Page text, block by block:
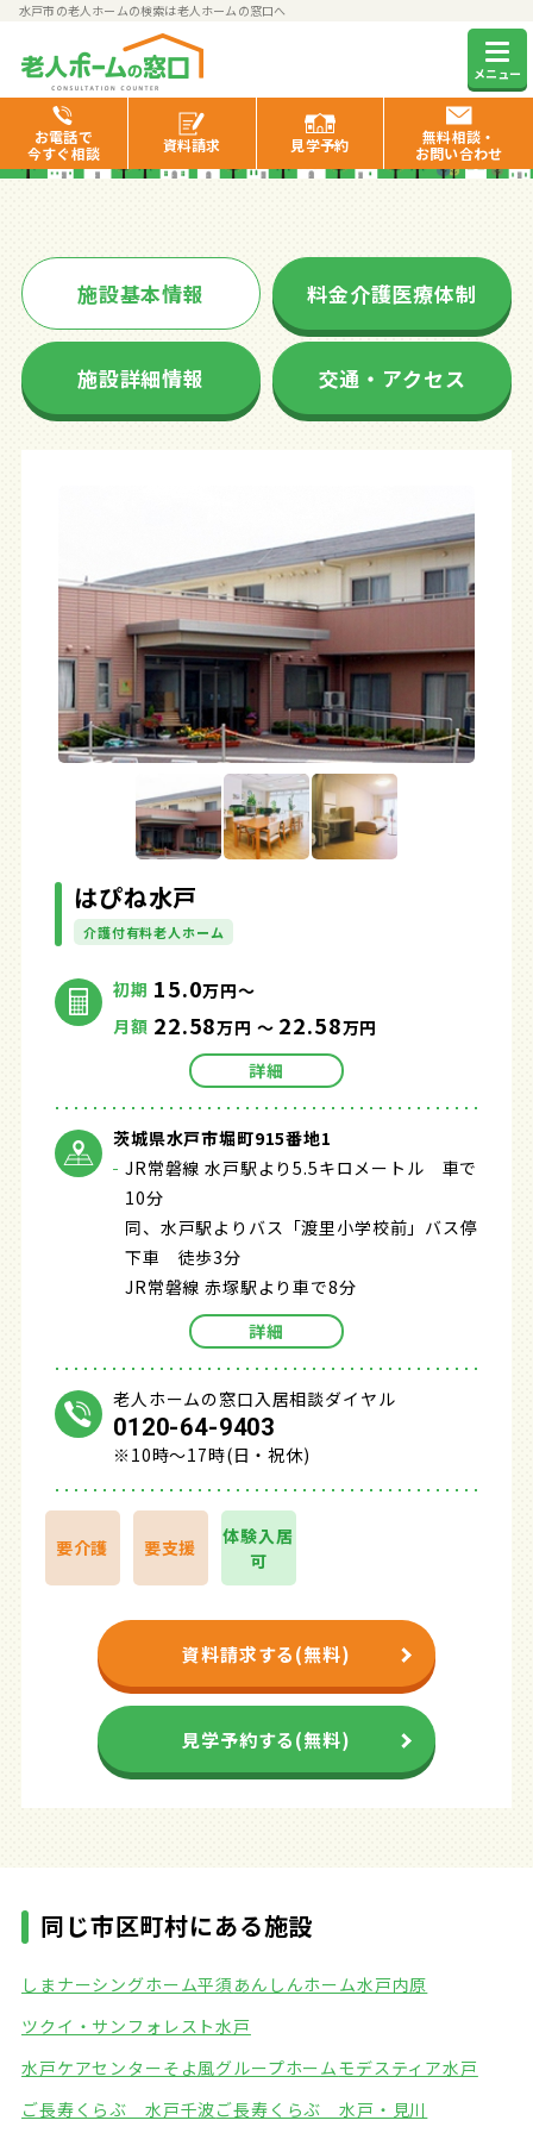
水戸市の老人ホームの検索は老人ホームの窓口へ
メニュー
お電話で
今すぐ相談
資料請求 見学予約
無料相談・
お問い合わせ
はぴね水戸
施設基本情報 料金介護医療体制
施設詳細情報 交通・アクセス
はぴね水戸
介護付有料老人ホーム
初期 15.0万円～
月額 22.58万円 ～ 22.58万円
詳細
茨城県水戸市堀町915番地1
JR常磐線 水戸駅より5.5キロメートル 車で
10分
同、水戸駅よりバス「渡里小学校前」バス停
下車 徒歩3分
JR常磐線 赤塚駅より車で8分
詳細
老人ホームの窓口入居相談ダイヤル
0120-64-9403
※10時～17時(日・祝休)
要介護 要支援
体験入居
可
資料請求する(無料)
見学予約する(無料)
同じ市区町村にある施設
しまナーシングホーム平須 あんしんホーム水戸内原
ツクイ・サンフォレスト水戸
水戸ケアセンターそよ風グループホームモデスティア水戸
ご長寿くらぶ 水戸千波ご長寿くらぶ 水戸・見川